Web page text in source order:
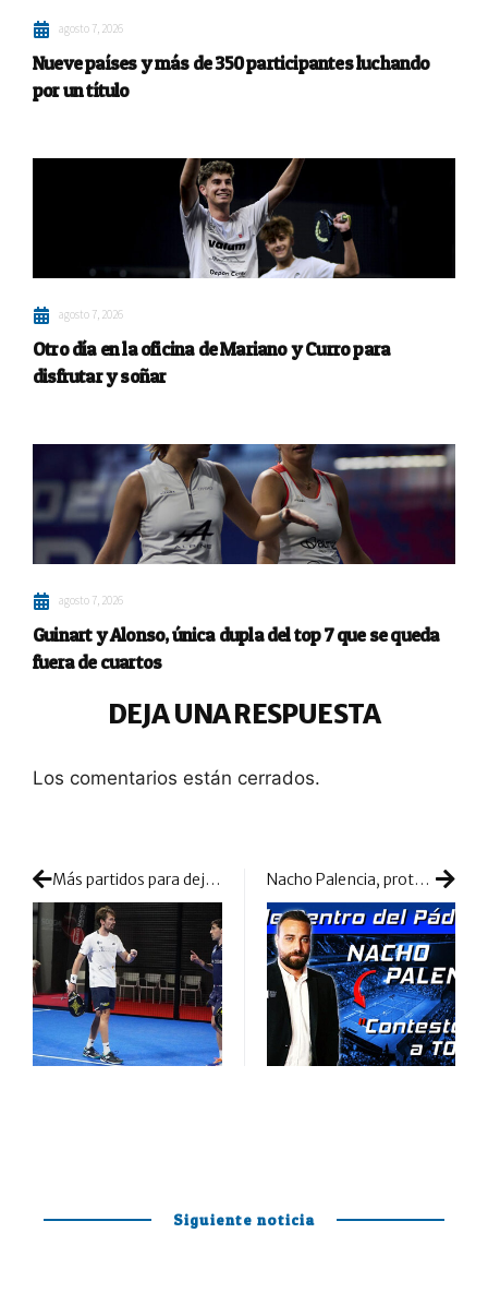
agosto 7, 2026
Nueve países y más de 350 participantes luchando
por un título
agosto 7, 2026
Otro día en la oficina de Mariano y Curro para
disfrutar y soñar
agosto 7, 2026
Guinart y Alonso, única dupla del top 7 que se queda
fuera de cuartos
DEJA UNA RESPUESTA
Los comentarios están cerrados.
Más partidos para dejar los billetes a Miami a solo dos victorias Nacho Palencia, protagonista de la última entrevista de Desde Dentro del Pádel TV
Siguiente noticia